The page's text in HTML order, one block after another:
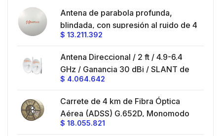
Antena de parabola profunda,
blindada, con supresión al ruido de 4
ft, 5.9-7.2 GHz, Ganancia 36 dBi con
hasta 80 km, Conectores N-hembra,
montaje con alineación milimétrica.
$ 13.211.392
Antena Direccional / 2 ft / 4.9-6.4
GHz / Ganancia 30 dBi / SLANT de
45 ° y 90 ° / Conector N-Hembra /
Montaje y jumpers incluidos.
$ 4.064.642
Carrete de 4 km de Fibra Óptica
Aérea (ADSS) G.652D, Monomodo
de 24 Hilos, Exterior, Span 200,
$ 18.055.821